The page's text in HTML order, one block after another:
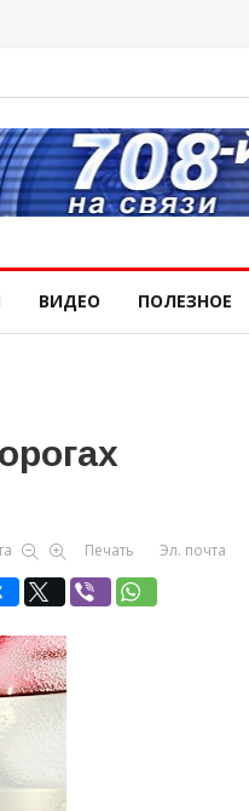
ВИДЕО ПОЛЕЗНОЕ
Печать Эл. почта